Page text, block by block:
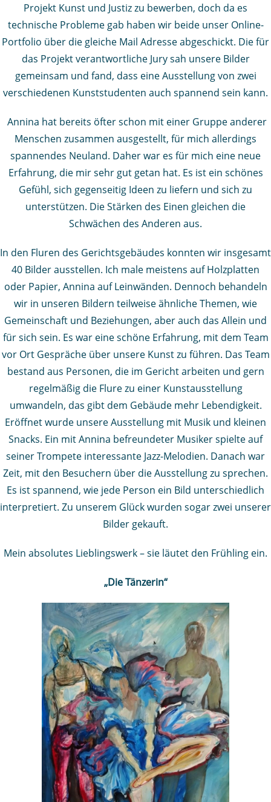
Projekt Kunst und Justiz zu bewerben, doch da es
technische Probleme gab haben wir beide unser Online-
Portfolio über die gleiche Mail Adresse abgeschickt. Die für
das Projekt verantwortliche Jury sah unsere Bilder
gemeinsam und fand, dass eine Ausstellung von zwei
verschiedenen Kunststudenten auch spannend sein kann.
Annina hat bereits öfter schon mit einer Gruppe anderer
Menschen zusammen ausgestellt, für mich allerdings
spannendes Neuland. Daher war es für mich eine neue
Erfahrung, die mir sehr gut getan hat. Es ist ein schönes
Gefühl, sich gegenseitig Ideen zu liefern und sich zu
unterstützen. Die Stärken des Einen gleichen die
Schwächen des Anderen aus.
In den Fluren des Gerichtsgebäudes konnten wir insgesamt
40 Bilder ausstellen. Ich male meistens auf Holzplatten
oder Papier, Annina auf Leinwänden. Dennoch behandeln
wir in unseren Bildern teilweise ähnliche Themen, wie
Gemeinschaft und Beziehungen, aber auch das Allein und
für sich sein. Es war eine schöne Erfahrung, mit dem Team
vor Ort Gespräche über unsere Kunst zu führen. Das Team
bestand aus Personen, die im Gericht arbeiten und gern
regelmäßig die Flure zu einer Kunstausstellung
umwandeln, das gibt dem Gebäude mehr Lebendigkeit.
Eröffnet wurde unsere Ausstellung mit Musik und kleinen
Snacks. Ein mit Annina befreundeter Musiker spielte auf
seiner Trompete interessante Jazz-Melodien. Danach war
Zeit, mit den Besuchern über die Ausstellung zu sprechen.
Es ist spannend, wie jede Person ein Bild unterschiedlich
interpretiert. Zu unserem Glück wurden sogar zwei unserer
Bilder gekauft.
Mein absolutes Lieblingswerk – sie läutet den Frühling ein.
„Die Tänzerin“